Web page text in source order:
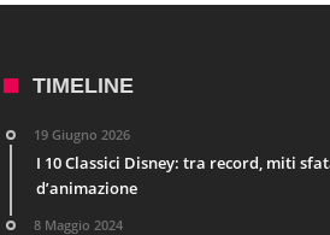
TIMELINE
19 Giugno 2026
I 10 Classici Disney: tra record, miti
d’animazione
8 Maggio 2024